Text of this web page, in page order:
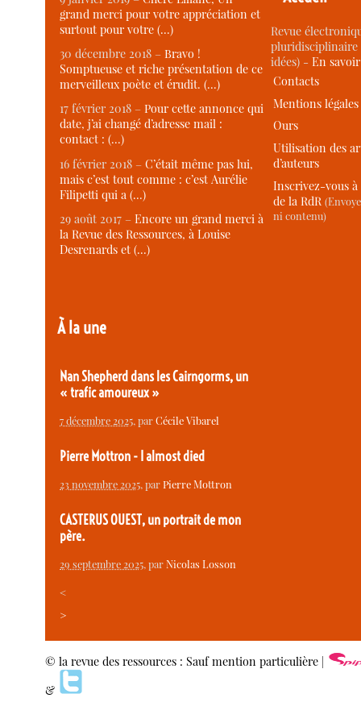
grand merci pour votre appréciation et
surtout pour votre (…)
30 décembre 2018 –Bravo !
Somptueuse et riche présentation de ce
merveilleux poète et érudit. (…)
17 février 2018 –Pour cette annonce qui
date, j’ai changé d’adresse mail :
contact : (…)
16 février 2018 –C’était même pas lui,
mais c’est tout comme : c’est Aurélie
Filipetti qui a (…)
29 août 2017 –Encore un grand merci à
la Revue des Ressources, à Louise
Desrenards et (…)
À la une
Nan Shepherd dans les Cairngorms, un
« trafic amoureux »
7 décembre 2025, parCécile Vibarel
Pierre Mottron - I almost died
23 novembre 2025, parPierre Mottron
CASTERUS OUEST, un portrait de mon
père.
29 septembre 2025, parNicolas Losson
<
>
Revue
idées) -En
Contacts
Mentions légales
Ours
Utilisation des
d’auteurs
Inscrivez-vous
de la RdR
ni contenu)
© la revue des ressources : Sauf mention particulière |
&